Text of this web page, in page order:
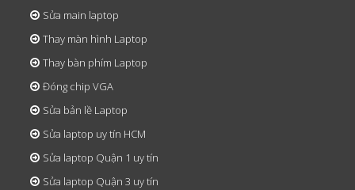
Sửa main laptop
Thay màn hình Laptop
Thay bàn phím Laptop
Đóng chip VGA
Sửa bản lề Laptop
Sửa laptop uy tín HCM
Sửa laptop Quận 1 uy tín
Sửa laptop Quận 3 uy tín